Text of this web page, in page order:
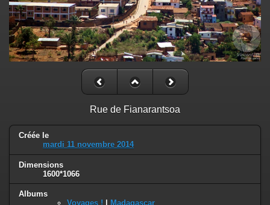
Rue de Fianarantsoa
Créée le
mardi 11 novembre 2014
Dimensions
1600*1066
Albums
Voyages !
Madagascar